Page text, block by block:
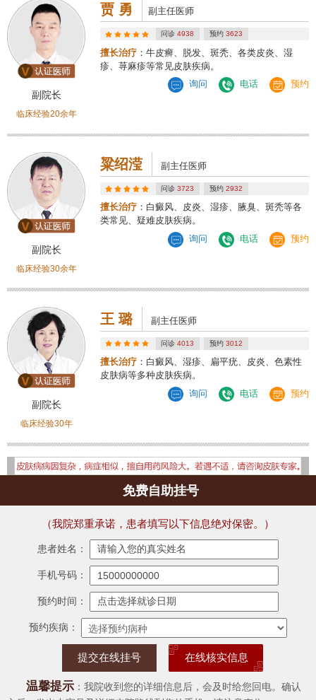
副院长
临床经验20余年
贾 勇 副主任医师
问诊4938 预约 3623
擅长治疗 ：牛皮癣、脱发、斑秃、各类皮炎、湿
疹、荨麻疹等常见皮肤疾病。
询问
电话 预约
副院长
临床经验30余年
粱绍滢 副主任医师
问诊3723 预约 2932
擅长治疗 ：白癜风、皮炎、湿疹、腋臭、斑秃等各
类常见、疑难皮肤疾病。
询问
电话 预约
副院长
临床经验30年
王 璐 副主任医师
问诊4013 预约 3012
擅长治疗 ：白癜风、湿疹、扁平疣、皮炎、色素性
皮肤病等多种皮肤疾病。
询问
电话 预约
免费自助挂号
（我院郑重承诺，患者填写以下信息绝对保密。）
患者姓名：
手机号码：
预约时间：
预约疾病：
在线核实信息
温馨提示：我院收到您的详细信息后，会及时给您回电。确认